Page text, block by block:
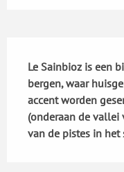
Le Sainbioz is een
bergen, waar
accent worden
(onderaan de vallei
van de pistes in het